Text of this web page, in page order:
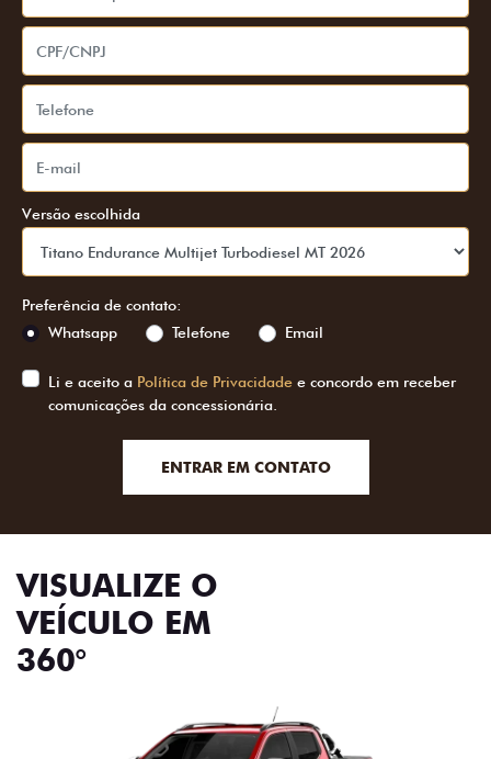
Versão escolhida
Preferência de contato:
Whatsapp
Telefone Email
Li e aceito a Política de Privacidade e concordo em receber
comunicações da concessionária.
ENTRAR EM CONTATO
VISUALIZE O
VEÍCULO EM
360°